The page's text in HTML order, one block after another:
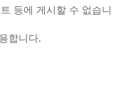
등에 게시할 수 없습니
합니다.